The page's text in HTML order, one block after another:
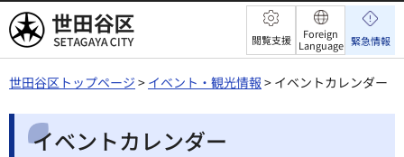
世田谷区 閲覧支援
Foreign
Language 緊急情報
世田谷区トップページ > イベント・観光情報 > イベントカレンダー
イベントカレンダー